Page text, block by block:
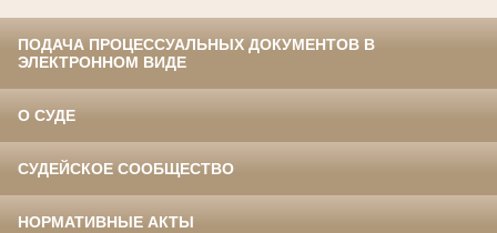
ПОДАЧА ПРОЦЕССУАЛЬНЫХ ДОКУМЕНТОВ В
ЭЛЕКТРОННОМ ВИДЕ
О СУДЕ
СУДЕЙСКОЕ СООБЩЕСТВО
НОРМАТИВНЫЕ АКТЫ